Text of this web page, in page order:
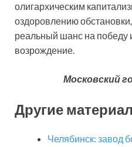
олигархическим
оздоровлению
реальный шанс на
возрождение.
Московский
Другие
Челябинск: завод